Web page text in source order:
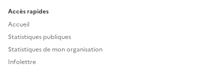
Accès rapides
Accueil
Statistiques publiques
Statistiques de mon organisation
Infolettre